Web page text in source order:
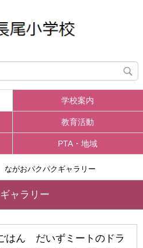
学校案内
教育活動
PTA・地域
がおパクパクギャラリー
ャラリー
はん だいずミートのドラ